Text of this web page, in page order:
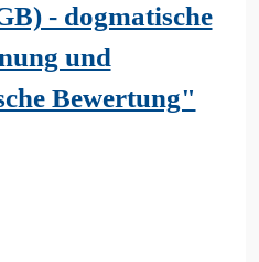
- dogmatische
und
Bewertung"